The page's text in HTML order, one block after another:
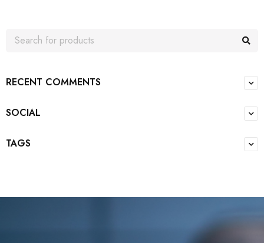
RECENT COMMENTS
SOCIAL
TAGS